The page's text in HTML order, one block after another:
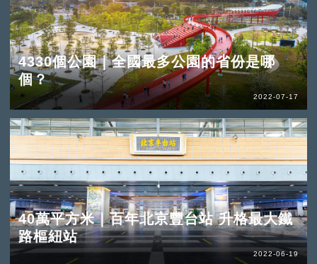
4330個公園｜全國最多公園的省份是哪
個？
2022-07-17
40萬平方米｜百年北京豐台站 升格最大鐵
路樞紐站
2022-06-19